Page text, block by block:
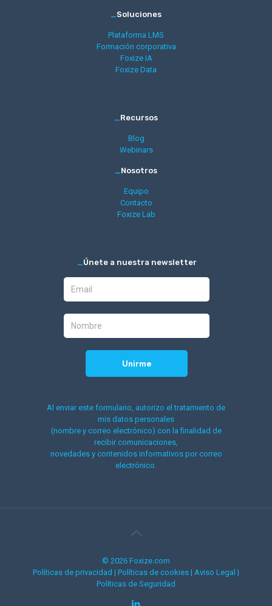
_Soluciones
Plataforma LMS
Formación corporativa
Foxize IA
Foxize Data
_Recursos
Blog
Webinars
_Nosotros
Equipo
Contacto
Foxize Lab
_Únete a nuestra newsletter
Al enviar este formulario, autorizo el tratamiento de
mis datos personales
(nombre y correo electrónico) con la finalidad de
recibir comunicaciones,
novedades y contenidos informativos por correo
electrónico.
© 2026 Foxize.com
Políticas de privacidad | Políticas de cookies | Aviso Legal |
Políticas de Seguridad